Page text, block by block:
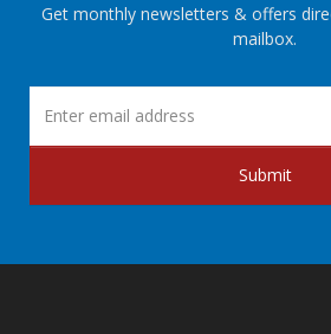
Get monthly newsletters & offers
mailbox.
Submit